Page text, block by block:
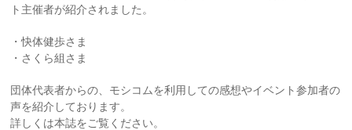
ト主催者が紹介されました。
・快体健歩さま
・さくら組さま
団体代表者からの、モシコムを利用しての感想やイベント参加者の
声を紹介しております。
詳しくは本誌をご覧ください。